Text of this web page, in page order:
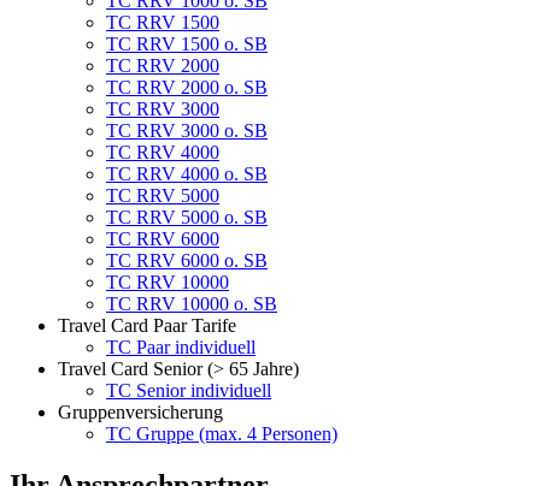
TC RRV 1500
TC RRV 1500 o. SB
TC RRV 2000
TC RRV 2000 o. SB
TC RRV 3000
TC RRV 3000 o. SB
TC RRV 4000
TC RRV 4000 o. SB
TC RRV 5000
TC RRV 5000 o. SB
TC RRV 6000
TC RRV 6000 o. SB
TC RRV 10000
TC RRV 10000 o. SB
Travel Card Paar Tarife
TC Paar individuell
Travel Card Senior (> 65 Jahre)
TC Senior individuell
Gruppenversicherung
TC Gruppe (max. 4 Personen)